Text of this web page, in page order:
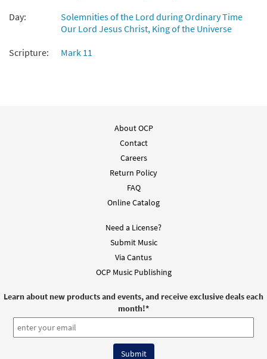
Day:
Solemnities of the Lord during Ordinary Time
Our Lord Jesus Christ, King of the Universe
Scripture:
Mark 11
About OCP
Contact
Careers
Return Policy
FAQ
Online Catalog
Need a License?
Submit Music
Via Cantus
OCP Music Publishing
Learn about new products and events, and receive exclusive deals each
month!*